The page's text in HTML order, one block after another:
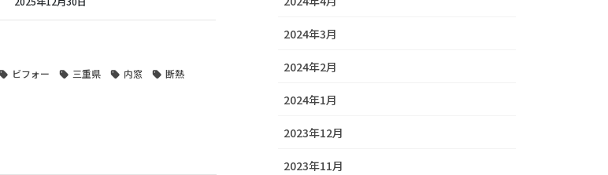
ビフォー 三重県 内窓
断熱
2024年3月
2024年2月
2024年1月
2023年12月
2023年11月